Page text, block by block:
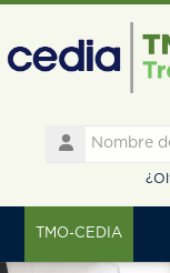
Nombre
TMO-CEDIA